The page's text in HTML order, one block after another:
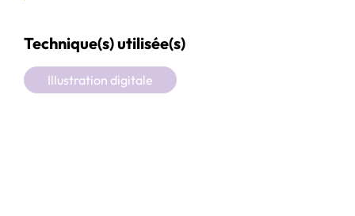
Technique(s) utilisée(s)
Illustration digitale